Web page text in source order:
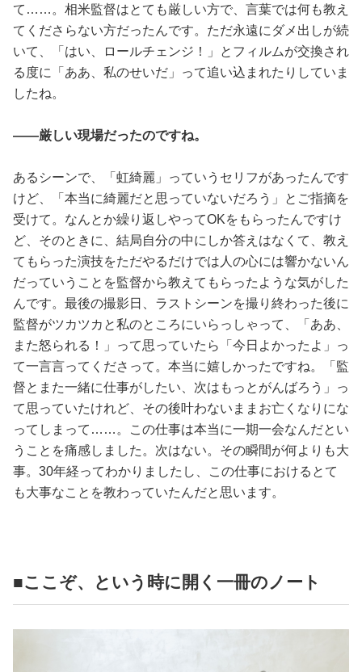
て……。相米監督はとても厳しい方で、言葉では何も教え
てくださらない方だったんです。ただ永遠にダメ出しが続
いて、「はい、ロールチェンジ！」とフィルムが交換され
る度に「ああ、私のせいだ」って追い込まれたりしていま
したね。
――厳しい現場だったのですね。
あるシーンで、「虹綺麗」っていうセリフがあったんです
けど、「本当に綺麗だと思っていないだろう」とご指摘を
受けて。なんとか繰り返しやってOKをもらったんですけ
ど、そのときに、結局自分の中にしか答えはなくて、教え
てもらった演技をただやるだけでは人の心には響かないん
だっていうことを監督から教えてもらったような気がした
んです。最後の撮影日、ラストシーンを撮り終わった後に
監督がツカツカと私のところにいらっしゃって、「ああ、
また怒られる！」って思っていたら「今日よかったよ」っ
て一言言ってくださって。本当に嬉しかったですね。「監
督とまた一緒に仕事がしたい、次はもっとがんばろう」っ
て思っていたけれど、その後叶わないままお亡くなりにな
ってしまって……。この仕事は本当に一期一会なんだとい
うことを痛感しました。次はない。その瞬間が何よりも大
事。30年経ってわかりましたし、この仕事におけるとて
も大事なことを教わっていたんだと思います。
■ここぞ、という時に開く一冊のノート